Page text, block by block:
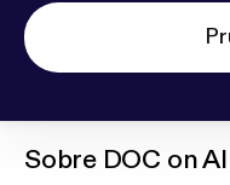
Sobre DOC on